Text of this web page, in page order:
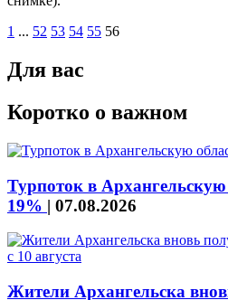
1 ... 52 53 54 55 56
Для вас
Коротко о важном
Турпоток в
19% | 07.08.2026
Жители Архангельска